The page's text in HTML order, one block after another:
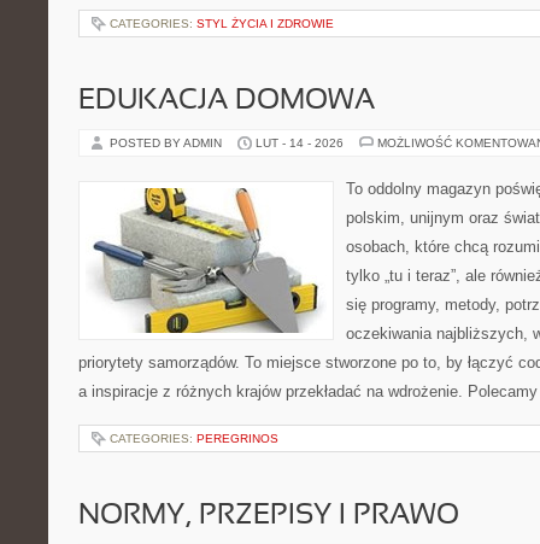
CATEGORIES: STYL ŻYCIA I ZDROWIE
EDUKACJA DOMOWA
POSTED BY ADMIN LUT - 14 - 2026 MOŻLIWOŚĆ
To oddolny magazyn
polskim, unijnym oraz
osobach, które chcą
tylko „tu i teraz”, ale
się programy, metody,
oczekiwania najbliższych,
priorytety samorządów. To miejsce stworzone po to, by łączyć
a inspiracje z różnych krajów przekładać na wdrożenie.
CATEGORIES: PEREGRINOS
NORMY, PRZEPISY I PRAWO